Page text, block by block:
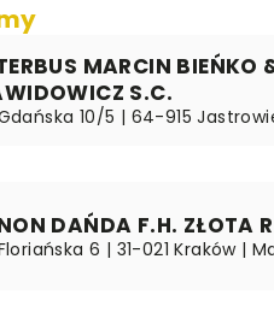
MARCIN BIEŃKO
S.C.
10/5 | 64-915
DAŃDA F.H. ZŁOTA
6 | 31-021 Kraków |